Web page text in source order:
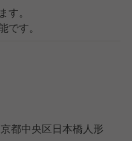
す。
です。
央区日本橋人形